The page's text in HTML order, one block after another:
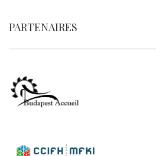
PARTENAIRES